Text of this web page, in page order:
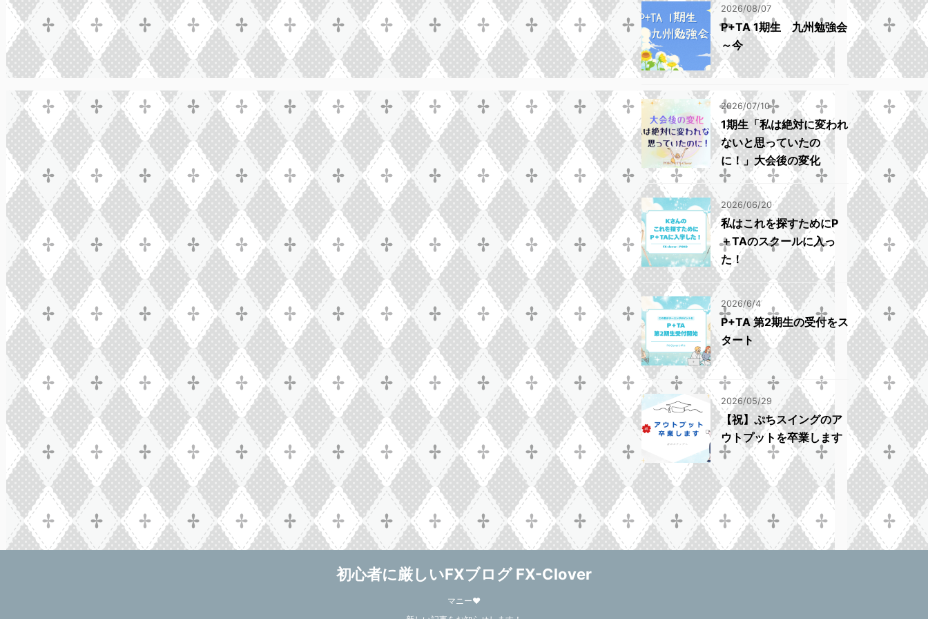
2026/08/07
P+TA 1期生 九州勉強会
～今
2026/07/10
1期生「私は絶対に変われ
ないと思っていたの
に！」大会後の変化
2026/06/20
私はこれを探すためにP
＋TAのスクールに入っ
た！
2026/6/4
P+TA 第2期生の受付をス
タート
2026/05/29
【祝】ぷちスイングのア
ウトプットを卒業します
初心者に厳しいFXブログ FX-Clover
マニー❤